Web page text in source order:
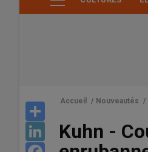
LinkedIn
Accueil / Nouveautés /
Kuhn -